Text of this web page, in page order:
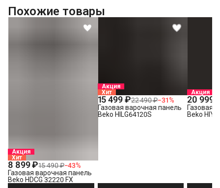
Похожие товары
Акция
Хит
8 899 ₽15 490 ₽−43%
Газовая варочная панель
Beko HDCG 32220 FX
Акция
Хит
15 499 ₽22 490 ₽−31%
Газовая варочная панель
Beko HILG64120S
Акция
20 999
Газовая
Beko